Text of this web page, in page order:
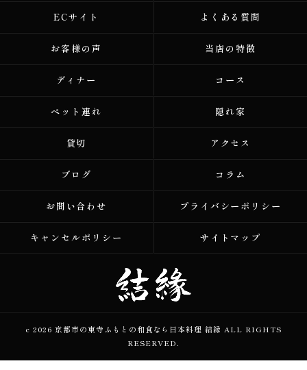
ECサイト よくある質問
お客様の声 当店の特徴
ディナー コース
ペット連れ 隠れ家
貸切 アクセス
ブログ コラム
お問い合わせ プライバシーポリシー
キャンセルポリシー サイトマップ
c 2026 京都市の東寺ふもとの和食なら日本料理 結縁 ALL RIGHTS
RESERVED.